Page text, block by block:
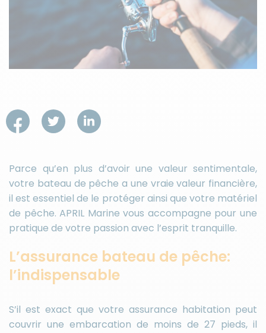
Parce qu’en plus d’avoir une valeur sentimentale,
votre bateau de pêche a une vraie valeur financière,
il est essentiel de le protéger ainsi que votre matériel
de pêche. APRIL Marine vous accompagne pour une
pratique de votre passion avec l’esprit tranquille.
L’assurance bateau de pêche:
l’indispensable
S’il est exact que votre assurance habitation peut
couvrir une embarcation de moins de 27 pieds, il